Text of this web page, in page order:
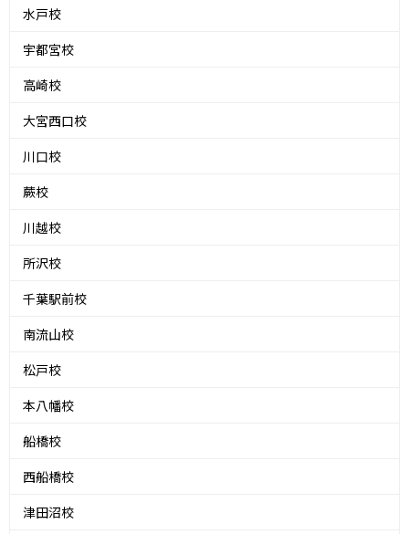
水戸校
宇都宮校
高崎校
大宮西口校
川口校
蕨校
川越校
所沢校
千葉駅前校
南流山校
松戸校
本八幡校
船橋校
西船橋校
津田沼校